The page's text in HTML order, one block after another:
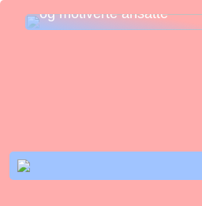
og motiverte ansatte